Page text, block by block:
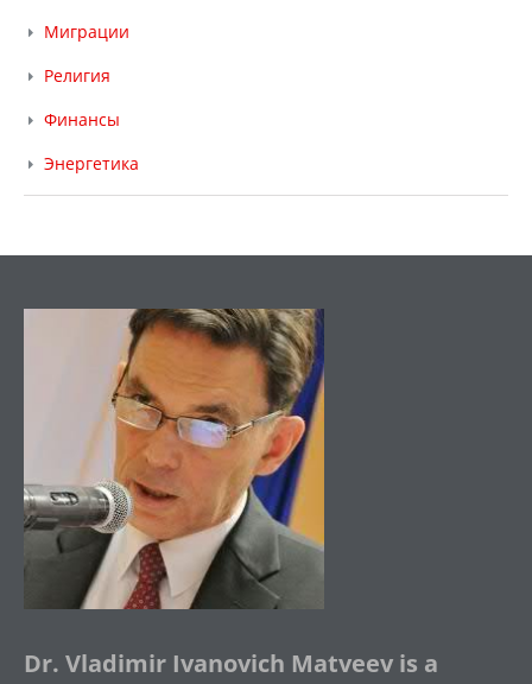
Миграции
Религия
Финансы
Энергетика
Dr. Vladimir Ivanovich Matveev is a